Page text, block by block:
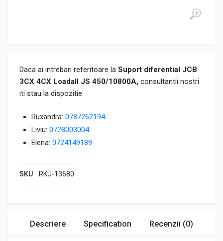
Daca ai intrebari referitoare la Suport diferential JCB
3CX 4CX Loadall JS 450/10800A, consultantii nostri
iti stau la dispozitie:
Ruxandra: 0787262194
Liviu: 0728003004
Elena: 0724149189
SKU RKU-13680
Descriere Specification Recenzii (0)